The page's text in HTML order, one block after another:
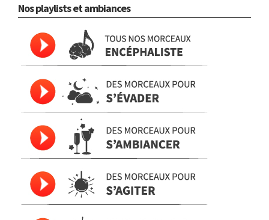
Nos playlists et ambiances